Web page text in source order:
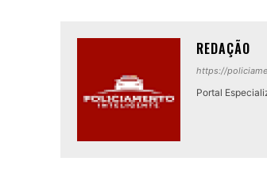
REDAÇÃO
https://
Portal